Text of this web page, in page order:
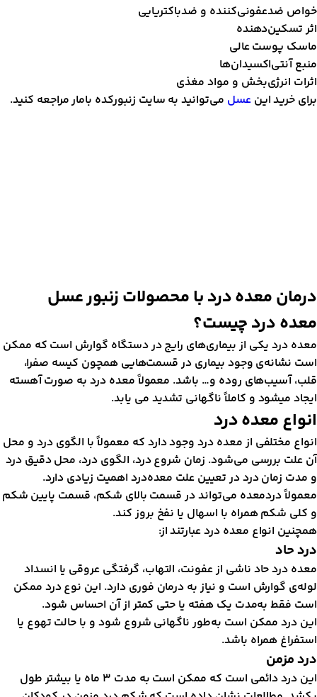
ضدعفونی‌کننده و ضدباکتریایی
تسکین‌دهنده
پوست عالی
آنتی‌اکسیدان‌ها
انرژی‌بخش و مواد مغذی
خرید اینعسلمی‌توانید به سایت زنبورکده بامار مراجعه کنید.
معده درد با محصولات زنبور عسل
درد چیست؟
درد یکی از بیماری‌های رایج در دستگاه گوارش است که ممکن
نشانه‌ی وجود بیماری در قسمت‌هایی همچون کیسه صفرا،
آسیب‌های روده و… باشد. معمولاً معده درد به صورت آهسته
میشود و کاملاً ناگهانی تشدید می یابد.
معده درد
مختلفی از معده درد وجود دارد که معمولاً با الگوی درد و محل
علت بررسی می‌شود. زمان شروع درد، الگوی درد، محل دقیق درد
مدت زمان درد در تعیین علت معده‌درد اهمیت زیادی دارد.
درد‌معده می‌تواند در قسمت بالای شکم، قسمت پایین شکم
کلی شکم همراه با اسهال یا نفخ بروز کند.
انواع معده درد عبارتند از:
حاد
درد حاد ناشی از عفونت، التهاب، گرفتگی عروقی یا انسداد
گوارش است و نیاز به درمان فوری دارد. این نوع درد ممکن
فقط به‌مدت یک هفته یا حتی کمتر از آن احساس شود.
درد ممکن است به‌طور ناگهانی شروع شود و با حالت تهوع یا
همراه باشد.
مزمن
این درد دائمی است که ممکن است به مدت ۳ ماه یا بیشتر طول